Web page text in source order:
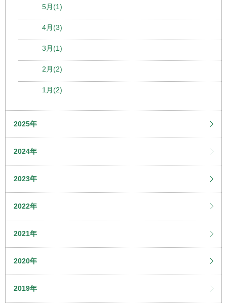
5月(1)
4月(3)
3月(1)
2月(2)
1月(2)
2025年
2024年
2023年
2022年
2021年
2020年
2019年